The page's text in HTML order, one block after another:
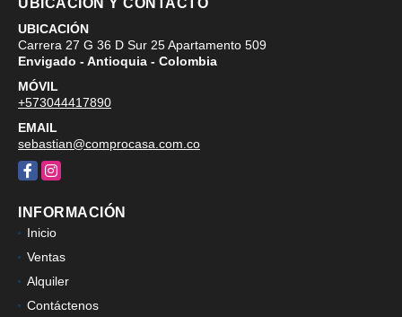
UBICACIÓN
Carrera 27 G 36 D Sur 25 Apartamento 509
Envigado - Antioquia - Colombia
MÓVIL
+573044417890
EMAIL
sebastian@comprocasa.com.co
FacebookInstagram
INFORMACIÓN
Inicio
Ventas
Alquiler
Contáctenos